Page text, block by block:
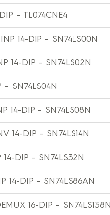
– TL074CNE4
14-DIP – SN74LS00N
14-DIP – SN74LS02N
– SN74LS04N
14-DIP – SN74LS08N
14-DIP – SN74LS14N
DIP – SN74LS32N
14-DIP – SN74LS86AN
16-DIP – SN74LS138N